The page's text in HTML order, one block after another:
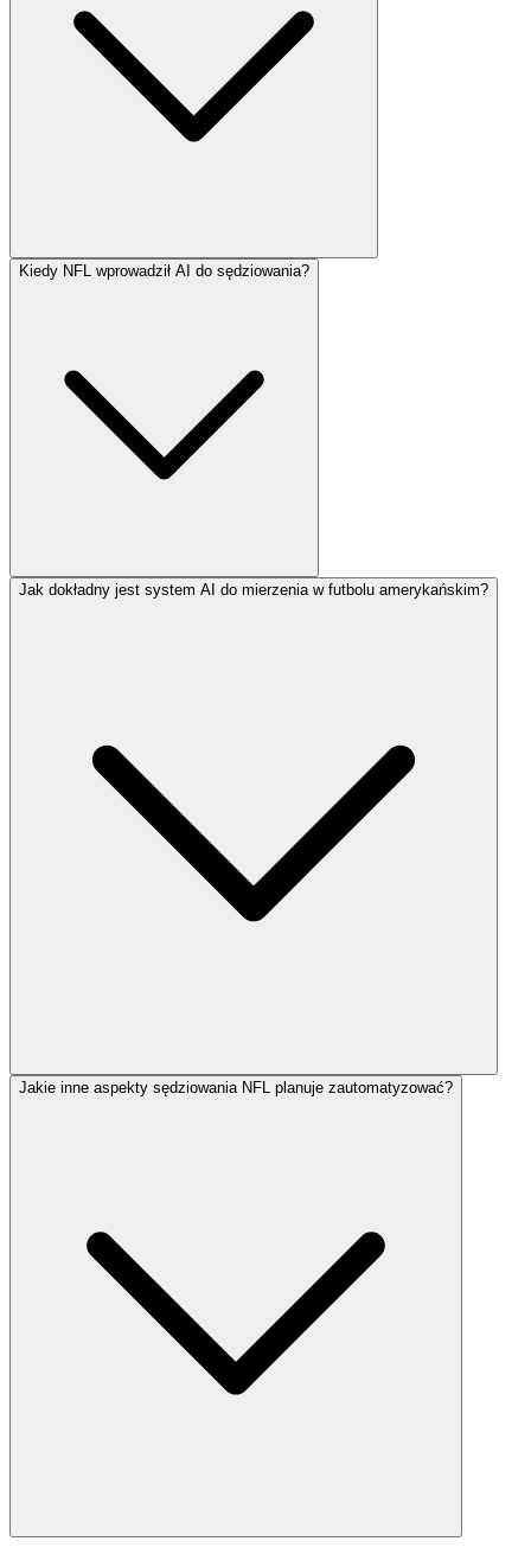
Kiedy NFL wprowadził AI do sędziowania?
Jak dokładny jest system AI do mierzenia w futbolu amerykańskim?
Jakie inne aspekty sędziowania NFL planuje zautomatyzować?